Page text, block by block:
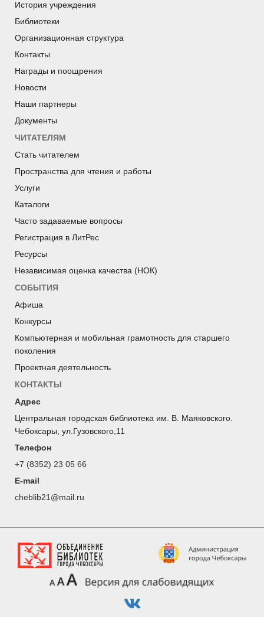
История учреждения
Библиотеки
Организационная структура
Контакты
Награды и поощрения
Новости
Наши партнеры
Документы
ЧИТАТЕЛЯМ
Стать читателем
Пространства для чтения и работы
Услуги
Каталоги
Часто задаваемые вопросы
Регистрация в ЛитРес
Ресурсы
Независимая оценка качества (НОК)
СОБЫТИЯ
Афиша
Конкурсы
Компьютерная и мобильная грамотность для старшего
поколения
Проектная деятельность
КОНТАКТЫ
Адрес
Центральная городская библиотека им. В. Маяковского.
Чебоксары, ул.Гузовского,11
Телефон
+7 (8352) 23 05 66
E-mail
cheblib21@mail.ru